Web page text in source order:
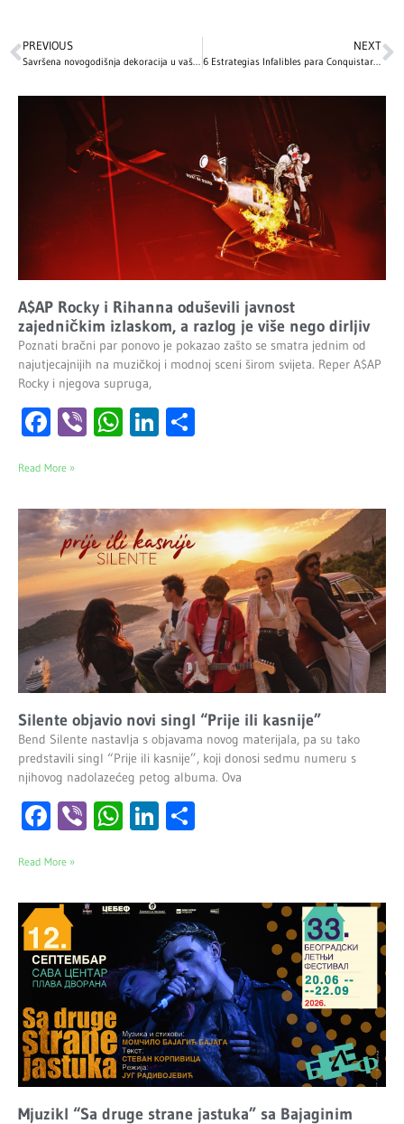
PREVIOUS
Savršena novogodišnja dekoracija u vašem domu: 10 jednostavnih ideja kako da uredite svoj prostor sa malo novca
NEXT
6 Estrategias Infalibles para Conquistar los Jackpots en Casino Online
A$AP Rocky i Rihanna oduševili javnost
zajedničkim izlaskom, a razlog je više nego dirljiv
Poznati bračni par ponovo je pokazao zašto se smatra jednim od
najutjecajnijih na muzičkoj i modnoj sceni širom svijeta. Reper A$AP
Rocky i njegova supruga,
Facebook
ViberWhatsApp
LinkedIn
Read More »
Silente objavio novi singl “Prije ili kasnije”
Bend Silente nastavlja s objavama novog materijala, pa su tako
predstavili singl “Prije ili kasnije”, koji donosi sedmu numeru s
njihovog nadolazećeg petog albuma. Ova
Facebook
ViberWhatsApp
LinkedIn
Read More »
Mjuzikl “Sa druge strane jastuka” sa Bajaginim